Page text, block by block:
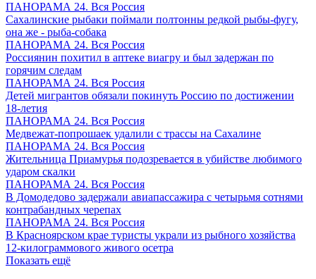
ПАНОРАМА 24. Вся Россия
Сахалинские рыбаки поймали полтонны редкой рыбы-фугу,
она же - рыба-собака
ПАНОРАМА 24. Вся Россия
Россиянин похитил в аптеке виагру и был задержан по
горячим следам
ПАНОРАМА 24. Вся Россия
Детей мигрантов обязали покинуть Россию по достижении
18-летия
ПАНОРАМА 24. Вся Россия
Медвежат-попрошаек удалили с трассы на Сахалине
ПАНОРАМА 24. Вся Россия
Жительница Приамурья подозревается в убийстве любимого
ударом скалки
ПАНОРАМА 24. Вся Россия
В Домодедово задержали авиапассажира с четырьмя сотнями
контрабандных черепах
ПАНОРАМА 24. Вся Россия
В Красноярском крае туристы украли из рыбного хозяйства
12-килограммового живого осетра
Показать ещё